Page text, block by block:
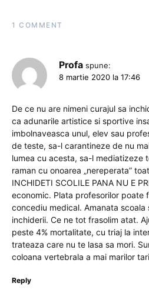
1 COMMENT
Profa spune:
8 martie 2020 la 17:46
De ce nu are nimeni curajul sa
ca adunarile artistice si sportive
imbolnaveasca unul, elev sau
de teste, sa-l carantineze de nu
lumea cu acesta, sa-l mediatizeze
raman cu onoarea „nereperata”
INCHIDETI SCOLILE PANA NU E
economic. Plata profesorilor poate
concediu medical. Amanata scoala
inchiderii. Ce ne tot frasolim atat.
peste 4% mortalitate, cu triaj la
trateaza care nu te lasa sa mori.
coloana vertebrala a mai marilor
Reply